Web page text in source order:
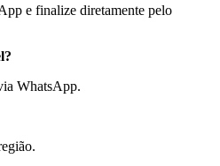
e finalize diretamente pelo
WhatsApp.